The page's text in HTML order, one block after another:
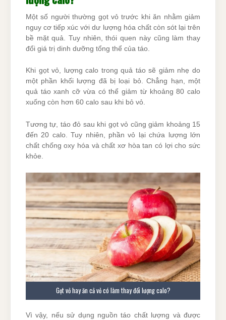
Một số người thường gọt vỏ trước khi ăn nhằm giảm
nguy cơ tiếp xúc với dư lượng hóa chất còn sót lại trên
bề mặt quả. Tuy nhiên, thói quen này cũng làm thay
đổi giá trị dinh dưỡng tổng thể của táo.
Khi gọt vỏ, lượng calo trong quả táo sẽ giảm nhẹ do
một phần khối lượng đã bị loại bỏ. Chẳng hạn, một
quả táo xanh cỡ vừa có thể giảm từ khoảng 80 calo
xuống còn hơn 60 calo sau khi bỏ vỏ.
Tương tự, táo đỏ sau khi gọt vỏ cũng giảm khoảng 15
đến 20 calo. Tuy nhiên, phần vỏ lại chứa lượng lớn
chất chống oxy hóa và chất xơ hòa tan có lợi cho sức
khỏe.
Gọt vỏ hay ăn cả vỏ có làm thay đổi lượng calo?
Vì vậy, nếu sử dụng nguồn táo chất lượng và được